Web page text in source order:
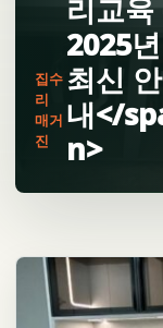
집수
리
매거
진
리교육
2025년
최신 안
내</
n>